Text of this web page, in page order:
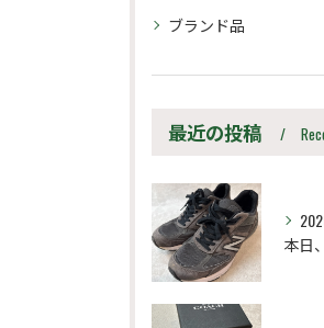
ブランド品
最近の投稿